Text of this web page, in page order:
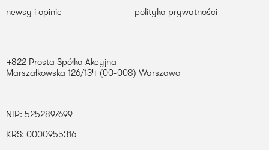
newsy i opinie
polityka prywatności
4822 Prosta Spółka Akcyjna
Marszałkowska 126/134 (00-008) Warszawa
NIP: 5252897699
KRS: 0000955316